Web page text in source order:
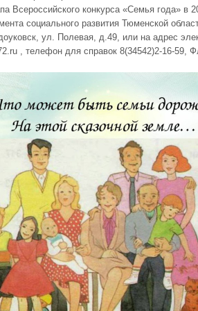
Всероссийского конкурса «Семья года» в
социального развития Тюменской
ул. Полевая, д.49, или на адрес
, телефон для справок 8(34542)2-16-59,